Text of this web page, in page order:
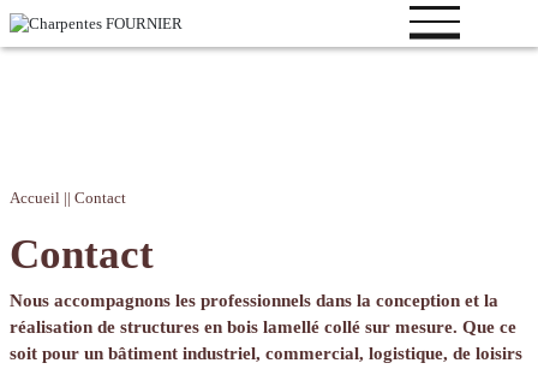
Bâtiment
Bâtiment
industriel
Accueil|| Contact
Contact
Nous accompagnons les professionnels dans la conception et la
réalisation de structures en bois lamellé collé sur mesure. Que ce
soit pour un bâtiment industriel, commercial, logistique, de loisirs